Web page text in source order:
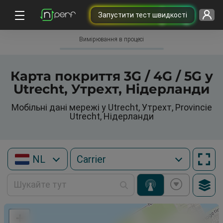
Запустити тест швидкості
Вимірювання в процесі
Карта покриття 3G / 4G / 5G у
Utrecht, Утрехт, Нідерланди
Мобільні дані мережі у Utrecht, Утрехт, Provincie
Utrecht, Нідерланди
NL